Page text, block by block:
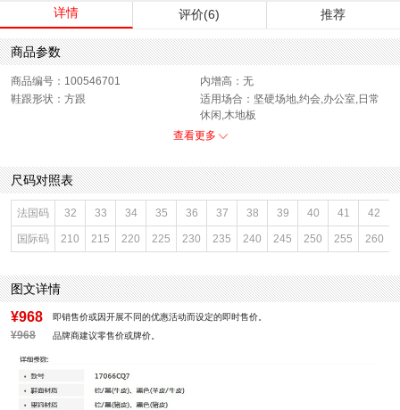
详情 评价(6) 推荐
商品参数
商品编号：100546701
内增高：无
鞋跟形状：方跟
适用场合：坚硬场地,约会,办公室,日常
休闲,木地板
销售季：17年秋季
参考鞋宽(女)：7.5CM
唯品会热搜词：2017新款
色系：拼色
鞋类流行款式：玛丽珍鞋
流行元素：皮带扣,金属装饰
参考标准尺码：36码
闭合方式：套脚
款式季节：秋季
配跟：无
鞋面材质：牛皮革
鞋面图案：纯色
参考鞋长(女)：24CM
制鞋工艺：胶贴皮鞋
跟高数值：6CM
性别：女子
皮质特征：头层皮
跟高范围：高跟鞋（6-8CM）
风格：复古
查看更多
尺码对照表
法国码 32 33 34 35 36 37 38 39 40 41 42
国际码 210 215 220 225 230 235 240 245 250 255 260
图文详情
¥968 即销售价或因开展不同的优惠活动而设定的即时售价。
¥968 品牌商建议零售价或牌价。